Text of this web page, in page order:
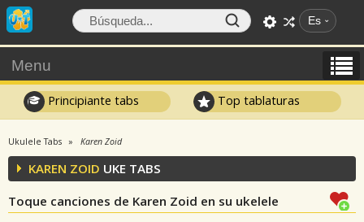
Es
Menu
Principiante tabs Top tablaturas
Ukulele Tabs Karen Zoid
KAREN ZOID UKE TABS
Toque canciones de Karen Zoid en su ukelele